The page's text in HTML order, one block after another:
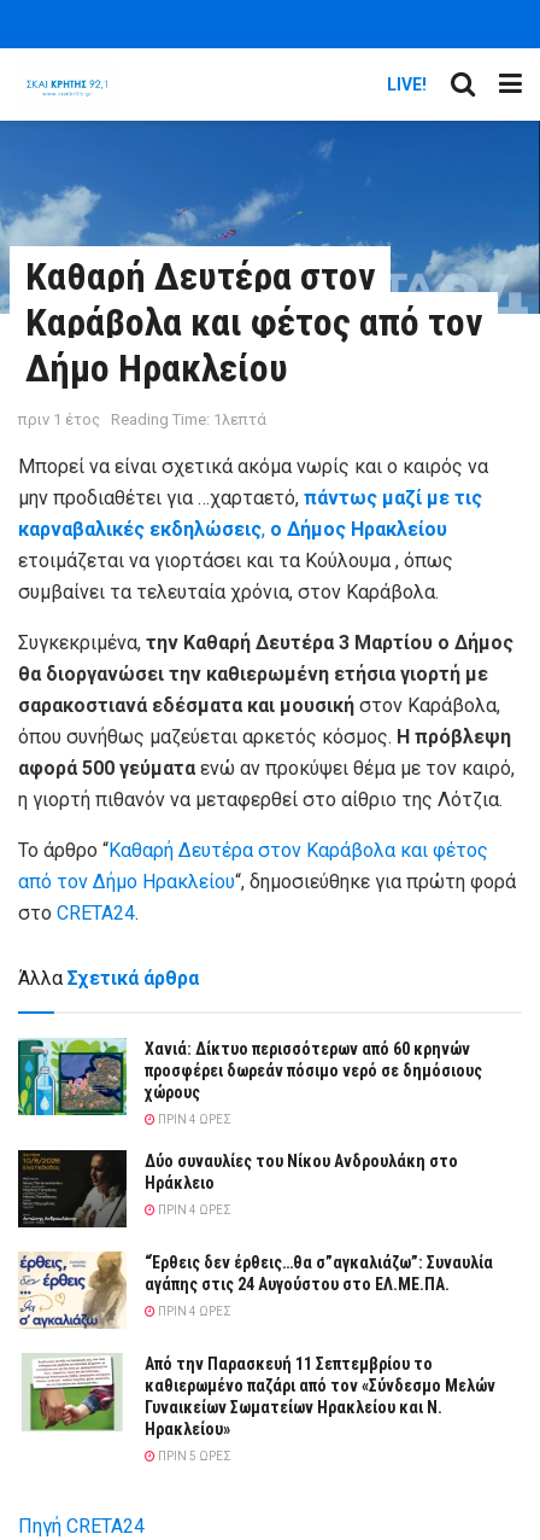
LIVE!
Καθαρή Δευτέρα στον
Καράβολα και φέτος από τον
Δήμο Ηρακλείου
πριν 1 έτος Reading Time: 1λεπτά
Μπορεί να είναι σχετικά ακόμα νωρίς και ο καιρός να
μην προδιαθέτει για …χαρταετό, πάντως μαζί με τις
καρναβαλικές εκδηλώσεις, ο Δήμος Ηρακλείου
ετοιμάζεται να γιορτάσει και τα Κούλουμα , όπως
συμβαίνει τα τελευταία χρόνια, στον Καράβολα.
Συγκεκριμένα, την Καθαρή Δευτέρα 3 Μαρτίου ο Δήμος
θα διοργανώσει την καθιερωμένη ετήσια γιορτή με
σαρακοστιανά εδέσματα και μουσική στον Καράβολα,
όπου συνήθως μαζεύεται αρκετός κόσμος. Η πρόβλεψη
αφορά 500 γεύματα ενώ αν προκύψει θέμα με τον καιρό,
η γιορτή πιθανόν να μεταφερθεί στο αίθριο της Λότζια.
Το άρθρο “Καθαρή Δευτέρα στον Καράβολα και φέτος
από τον Δήμο Ηρακλείου“, δημοσιεύθηκε για πρώτη φορά
στο CRETA24.
Άλλα Σχετικά άρθρα
Χανιά: Δίκτυο περισσότερων από 60 κρηνών
προσφέρει δωρεάν πόσιμο νερό σε δημόσιους
χώρους
ΠΡΙΝ 4 ΏΡΕΣ
Δύο συναυλίες του Νίκου Ανδρουλάκη στο
Ηράκλειο
ΠΡΙΝ 4 ΏΡΕΣ
“Έρθεις δεν έρθεις…θα σ”αγκαλιάζω”: Συναυλία
αγάπης στις 24 Αυγούστου στο ΕΛ.ΜΕ.ΠΑ.
ΠΡΙΝ 4 ΏΡΕΣ
Από την Παρασκευή 11 Σεπτεμβρίου το
καθιερωμένο παζάρι από τον «Σύνδεσμο Μελών
Γυναικείων Σωματείων Ηρακλείου και Ν.
Ηρακλείου»
ΠΡΙΝ 5 ΏΡΕΣ
Πηγή CRETA24